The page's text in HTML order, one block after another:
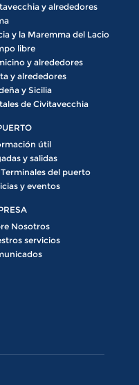
y alrededores
y la Maremma del Lacio
libre
y alrededores
y alrededores
y Sicilia
de Civitavecchia
útil
y salidas
Terminales del puerto
y eventos
Nosotros
servicios